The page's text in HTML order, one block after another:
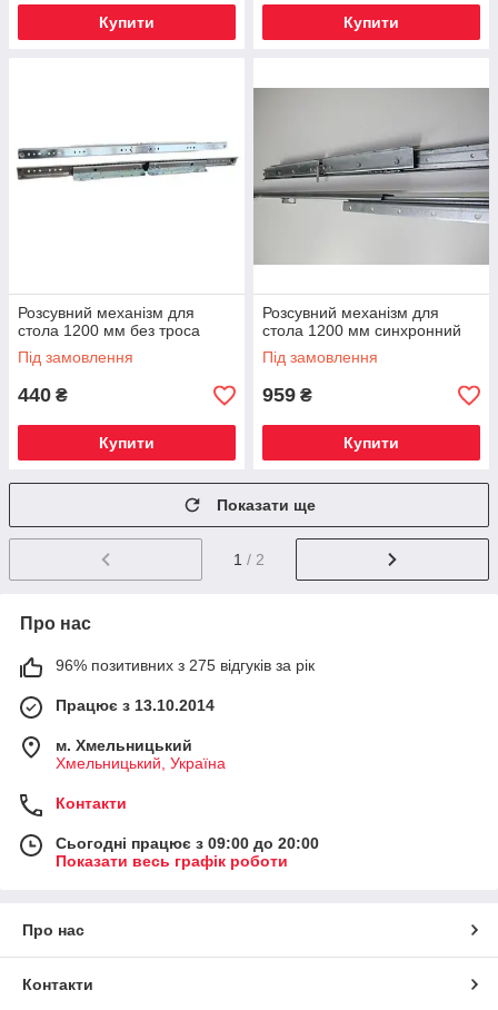
Купити Купити
Розсувний механізм для
стола 1200 мм без троса
Під замовлення
440 ₴
Купити
Розсувний механізм для
стола 1200 мм синхронний
Під замовлення
959 ₴
Купити
Показати ще
1 / 2
Про нас
96% позитивних з 275 відгуків за рік
Працює з 13.10.2014
м. Хмельницький
Хмельницький, Україна
Контакти
Сьогодні працює з 09:00 до 20:00
Показати весь графік роботи
Про нас
Контакти